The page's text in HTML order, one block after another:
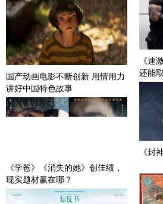
国产动画电影不断创新 用情用力
讲好中国特色故事
《学爸》《消失的她》创佳绩，
现实题材赢在哪？
《速
还能
《封